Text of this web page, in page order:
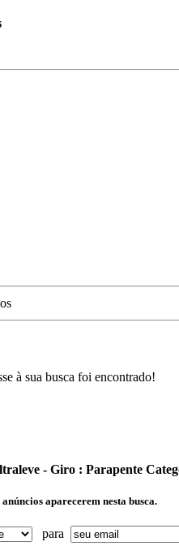
à sua busca foi encontrado!
- Giro : Parapente
aparecerem nesta busca.
para